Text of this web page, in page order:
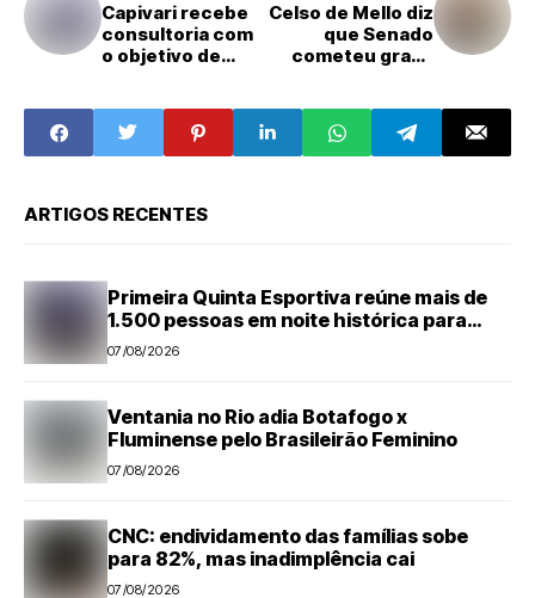
Capivari recebe
consultoria com
o objetivo de
município
Celso de Mello diz
que Senado
cometeu grave
ARTIGOS RECENTES
Primeira Quinta Esportiva reúne mais de
1.500 pessoas em noite histórica para
Capivari
07/08/2026
Ventania no Rio adia Botafogo x
Fluminense pelo Brasileirão Feminino
07/08/2026
CNC: endividamento das famílias sobe
para 82%, mas inadimplência cai
07/08/2026